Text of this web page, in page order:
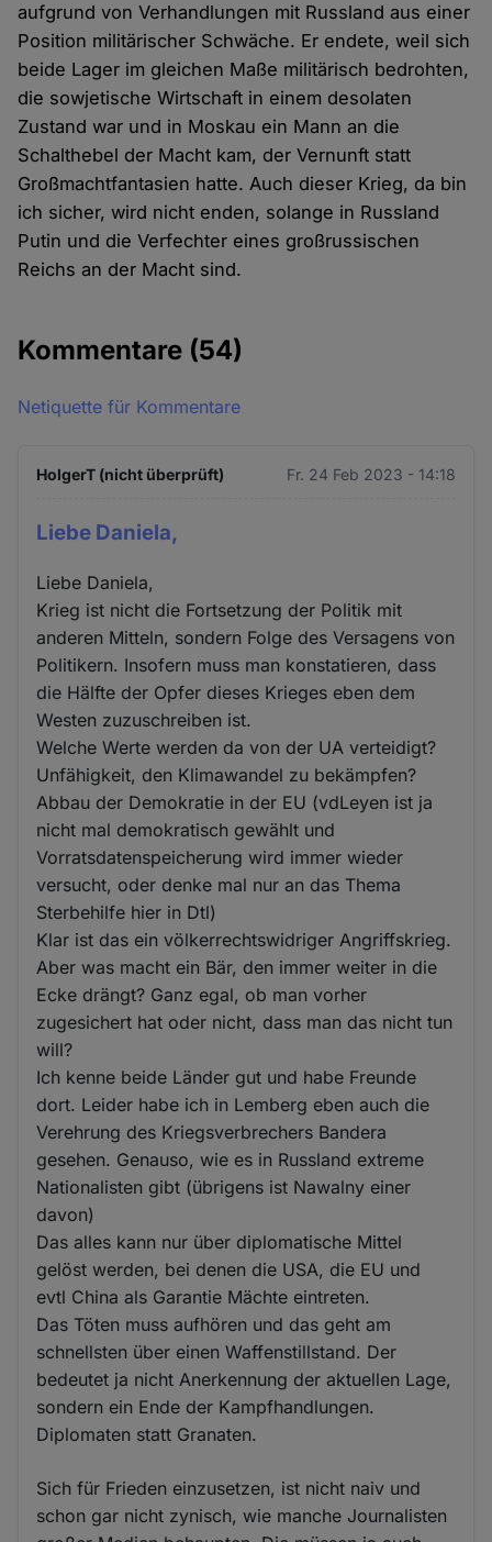
aufgrund von Verhandlungen mit Russland aus einer
Position militärischer Schwäche. Er endete, weil sich
beide Lager im gleichen Maße militärisch bedrohten,
die sowjetische Wirtschaft in einem desolaten
Zustand war und in Moskau ein Mann an die
Schalthebel der Macht kam, der Vernunft statt
Großmachtfantasien hatte. Auch dieser Krieg, da bin
ich sicher, wird nicht enden, solange in Russland
Putin und die Verfechter eines großrussischen
Reichs an der Macht sind.
Kommentare (54)
Netiquette für Kommentare
HolgerT (nicht überprüft) Fr. 24 Feb 2023 - 14:18
Liebe Daniela,
Liebe Daniela,
Krieg ist nicht die Fortsetzung der Politik mit
anderen Mitteln, sondern Folge des Versagens von
Politikern. Insofern muss man konstatieren, dass
die Hälfte der Opfer dieses Krieges eben dem
Westen zuzuschreiben ist.
Welche Werte werden da von der UA verteidigt?
Unfähigkeit, den Klimawandel zu bekämpfen?
Abbau der Demokratie in der EU (vdLeyen ist ja
nicht mal demokratisch gewählt und
Vorratsdatenspeicherung wird immer wieder
versucht, oder denke mal nur an das Thema
Sterbehilfe hier in Dtl)
Klar ist das ein völkerrechtswidriger Angriffskrieg.
Aber was macht ein Bär, den immer weiter in die
Ecke drängt? Ganz egal, ob man vorher
zugesichert hat oder nicht, dass man das nicht tun
will?
Ich kenne beide Länder gut und habe Freunde
dort. Leider habe ich in Lemberg eben auch die
Verehrung des Kriegsverbrechers Bandera
gesehen. Genauso, wie es in Russland extreme
Nationalisten gibt (übrigens ist Nawalny einer
davon)
Das alles kann nur über diplomatische Mittel
gelöst werden, bei denen die USA, die EU und
evtl China als Garantie Mächte eintreten.
Das Töten muss aufhören und das geht am
schnellsten über einen Waffenstillstand. Der
bedeutet ja nicht Anerkennung der aktuellen Lage,
sondern ein Ende der Kampfhandlungen.
Diplomaten statt Granaten.
Sich für Frieden einzusetzen, ist nicht naiv und
schon gar nicht zynisch, wie manche Journalisten